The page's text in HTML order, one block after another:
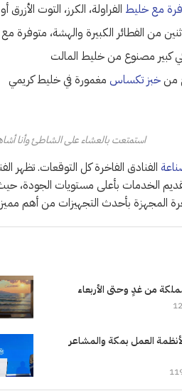
مع خليط الفراولة، الكرز، التوت الأزرق
من الفطائر الكبيرة والهشة، متوفرة
كبير مصنوع من خليط المالت
منخبز تكساس مغمورة في خليط كريمي
استمتعت بالعشاء على الشاطئ وأنا
الفنادق الفاخرة كل التوقعات. تظهر
تقديم الخدمات بأعلى مستويات الجودة،
المجهزة بأحدث التجهيزات من أهم مميزات
من غدٍ وحتى الأربعاء
لأنظمة العمل بمكة والمشاعر